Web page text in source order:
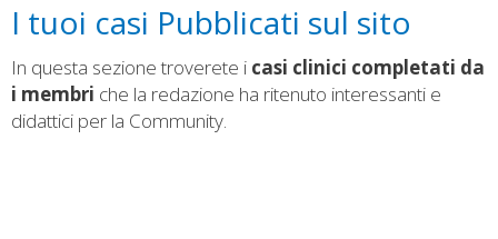
I tuoi casi Pubblicati sul sito
In questa sezione troverete i casi clinici completati da
i membri che la redazione ha ritenuto interessanti e
didattici per la Community.